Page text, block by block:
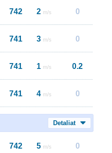
742 2 m/s 0
741 3 m/s 0
741 1 m/s 0.2
741 4 m/s 0
Detaliat
742 5 m/s 0